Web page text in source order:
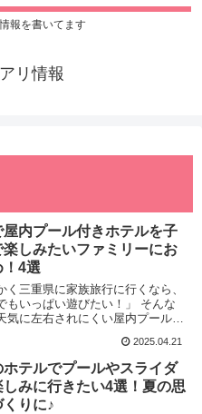
報を書いてます
リ情報
屋内プール付きホテルを子
楽しみたいファミリーにお
！4選
く三重県に家族旅行に行くなら、
もいっぱい遊びたい！」 そんな
気に左右されにくい屋内プール
て、本当に助かりますよね。 今
三重県で子連れにおすすめの屋内
プール付きホテル】を4つ厳選し
します♪
2025.04.21
ホテルでプールやスライダ
しみに行きたい4選！夏の思
くりに♪